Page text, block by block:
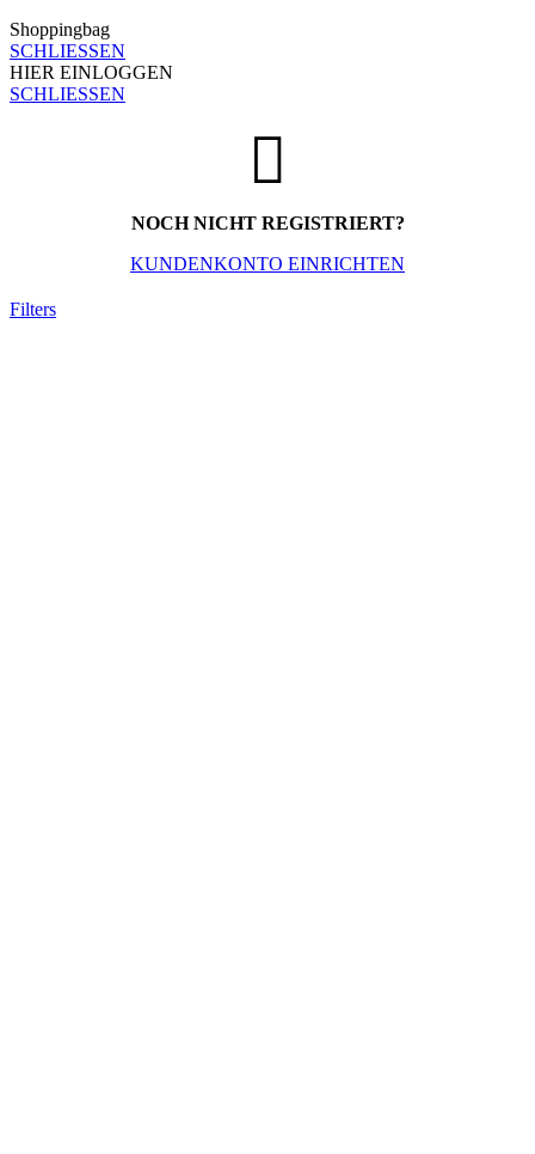
Shoppingbag
SCHLIESSEN
HIER EINLOGGEN
SCHLIESSEN
NOCH NICHT REGISTRIERT?
KUNDENKONTO EINRICHTEN
Filters